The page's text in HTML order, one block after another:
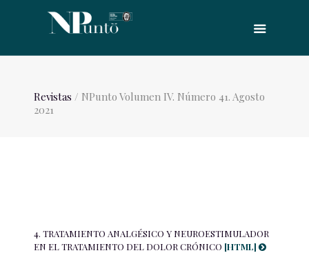
Revistas / NPunto Volumen IV. Número 41. Agosto
2021
4. TRATAMIENTO ANALGÉSICO Y NEUROESTIMULADOR
EN EL TRATAMIENTO DEL DOLOR CRÓNICO [HTML]